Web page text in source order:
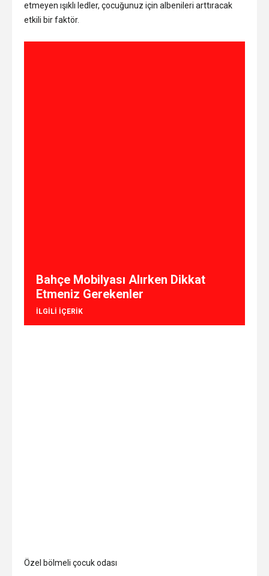
etmeyen ışıklı ledler, çocuğunuz için albenileri arttıracak
etkili bir faktör.
ILGILI IÇERIK
Bahçe Mobilyası Alırken Dikkat
Etmeniz Gerekenler
Özel bölmeli çocuk odası